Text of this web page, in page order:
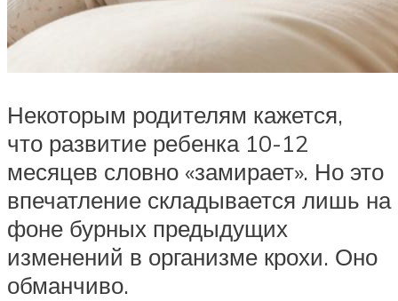
Некоторым родителям кажется,
что развитие ребенка 10-12
месяцев словно «замирает». Но это
впечатление складывается лишь на
фоне бурных предыдущих
изменений в организме крохи. Оно
обманчиво.